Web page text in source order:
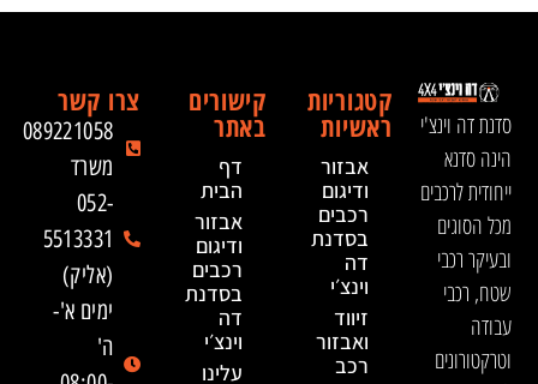
סדנת דה וינצ'י
הינה סדנא
ייחודית לרכבים
מכל הסוגים
ובעיקר רכבי
שטח, רכבי
עבודה
וטרקטורונים
קטגוריות
ראשיות
אבזור
ודיגום
רכבים
בסדנת
דה
וינצ׳י
זיווד
ואבזור
רכב
קישורים
באתר
דף
הבית
אבזור
ודיגום
רכבים
בסדנת
דה
וינצ׳י
עלינו
צרו קשר
089221058
משרד
052-
5513331
(אליק)
ימים א'-
ה'